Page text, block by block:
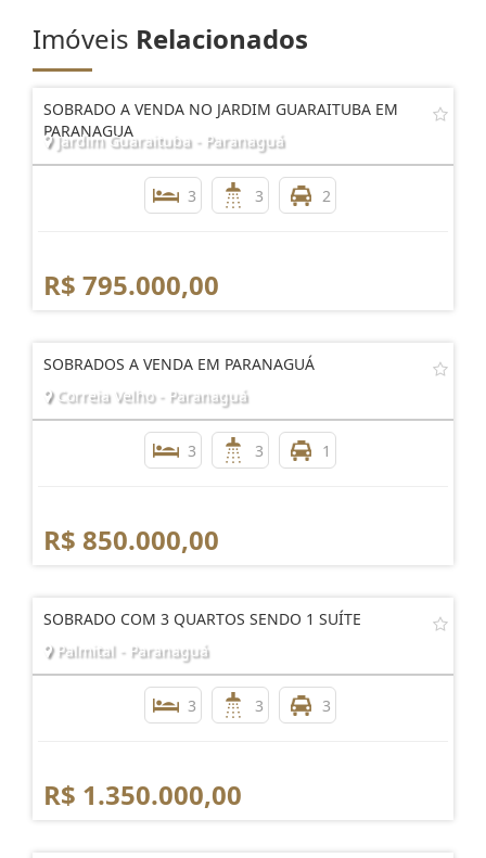
Imóveis Relacionados
SOBRADO A VENDA NO JARDIM GUARAITUBA EM
PARANAGUA
Jardim Guaraituba - Paranaguá
3 3 2
R$ 795.000,00
SOBRADOS A VENDA EM PARANAGUÁ
Correia Velho - Paranaguá
3 3 1
R$ 850.000,00
SOBRADO COM 3 QUARTOS SENDO 1 SUÍTE
Palmital - Paranaguá
3 3 3
R$ 1.350.000,00